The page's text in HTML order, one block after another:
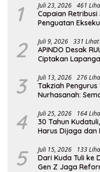
1 Juli 23, 2026 461
Capaian Retribusi
Penguatan
2 Juli 9, 2026 331 Lihat
APINDO Desak
Ciptakan
3 Juli 13, 2026 276
Takziah
Nurhasanah:
4 Juli 25, 2026 164
30 Tahun
Harus Dijaga dan
5 Juli 15, 2026 133
Dari Kuda Tuli ke
Gen Z Jaga